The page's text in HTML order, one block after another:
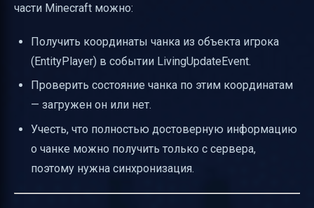
части Minecraft можно:
Получить координаты чанка из объекта игрока
(EntityPlayer) в событии LivingUpdateEvent.
Проверить состояние чанка по этим координатам
— загружен он или нет.
Учесть, что полностью достоверную информацию
о чанке можно получить только с сервера,
поэтому нужна синхронизация.